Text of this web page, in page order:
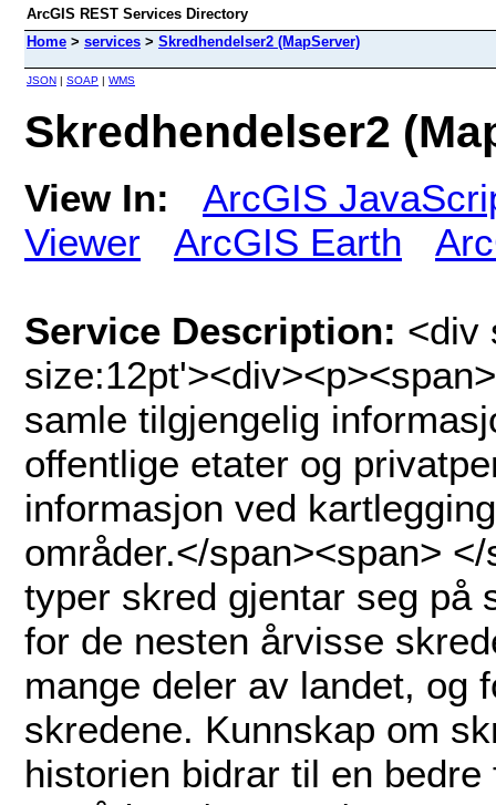
ArcGIS REST Services Directory
Home > services > Skredhendelser2 (MapServer)
JSON | SOAP | WMS
Skredhendelser2
View In:
ArcGIS
Viewer
ArcGIS Earth
Service Description: <div
samle tilgjengelig
offentlige etater og
informasjon ved
områder.</span><span>
typer skred gjentar seg på
for de nesten årvisse
mange deler av landet, og
skredene. Kunnskap om
historien bidrar til en